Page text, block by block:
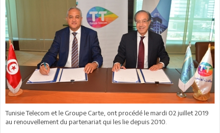
Tunisie Telecom et le Groupe Carte, ont procédé le mardi 02 juillet 2019
au renouvellement du partenariat qui les lie depuis 2010.